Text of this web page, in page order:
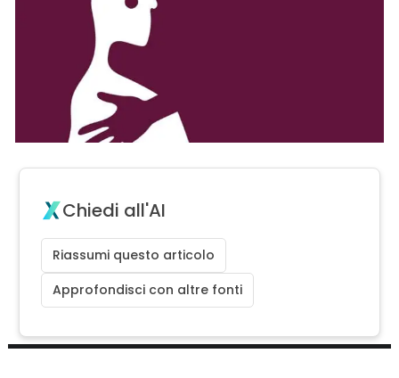
Chiedi all'AI
Riassumi questo articolo
Approfondisci con altre fonti